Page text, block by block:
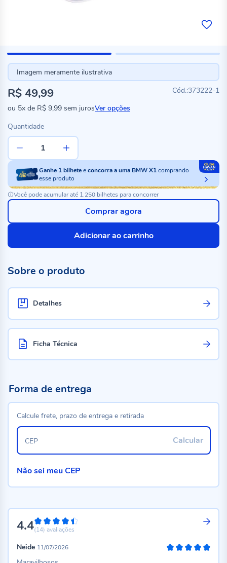
Imagem meramente ilustrativa
373222-1
R$ 49,99
ou 5x de R$ 9,99 sem jurosVer opções
Quantidade
Ganhe 1bilheteeconcorra a uma BMW X1comprando
esse produto
Você pode acumular até 1.250 bilhetes para concorrer
Adicionar ao carrinho
Comprar agora
Sobre o produto
Detalhes
Ficha Técnica
4.488%
(14) avaliações
Neide 11/07/2026
Forma de entrega
Calcule frete, prazo de entrega e retirada
Calcular
CEP
Não sei meu CEP